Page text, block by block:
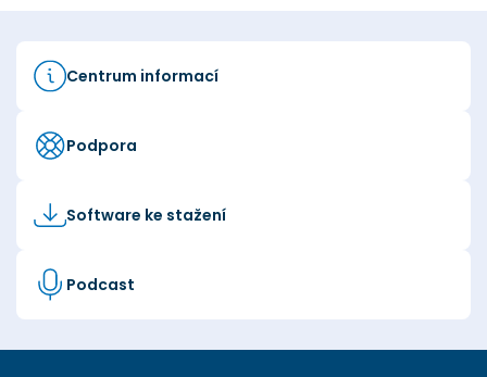
Centrum informací
Podpora
Software ke stažení
Podcast